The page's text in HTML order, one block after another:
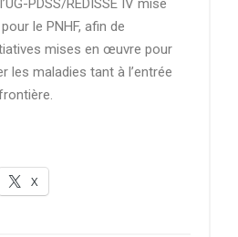
PDSS/REDISSE IV mise
le PNHF, afin de
mises en œuvre pour
les maladies tant à l’entrée
X